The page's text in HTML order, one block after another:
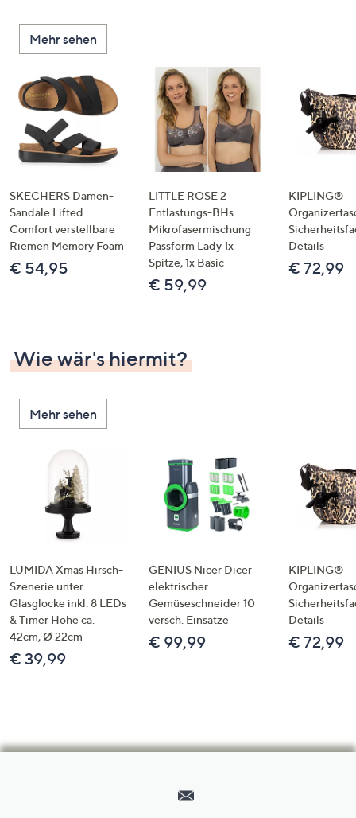
Mehr sehen
SKECHERS Damen-
Sandale Lifted
Comfort verstellbare
Riemen Memory Foam
€ 54,95
LITTLE ROSE 2
Entlastungs-BHs
Mikrofasermischung
Passform Lady 1x
Spitze, 1x Basic
€ 59,99
KIPLING®
Details
€ 72,99
Wie wär's hiermit?
Mehr sehen
LUMIDA Xmas Hirsch-
Szenerie unter
Glasglocke inkl. 8 LEDs
& Timer Höhe ca.
42cm, Ø 22cm
€ 39,99
GENIUS Nicer Dicer
elektrischer
Gemüseschneider 10
versch. Einsätze
€ 99,99
KIPLING®
Details
€ 72,99